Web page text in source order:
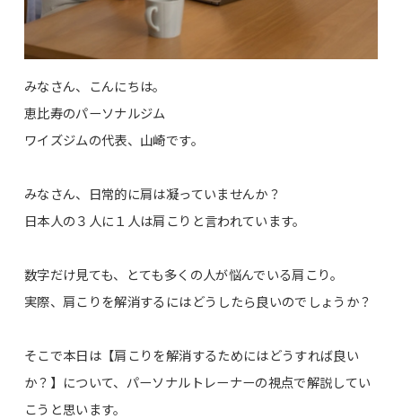
みなさん、こんにちは。
恵比寿のパーソナルジム
ワイズジムの代表、山崎です。
みなさん、日常的に肩は凝っていませんか？
日本人の３人に１人は肩こりと言われています。
数字だけ見ても、とても多くの人が悩んでいる肩こり。
実際、肩こりを解消するにはどうしたら良いのでしょうか？
そこで本日は【肩こりを解消するためにはどうすれば良い
か？】について、パーソナルトレーナーの視点で解説してい
こうと思います。